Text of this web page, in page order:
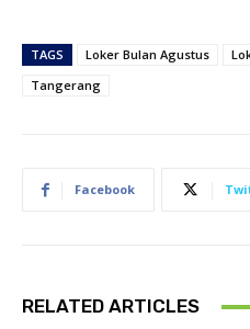
TAGS Loker Bulan Agustus
Tangerang
Facebook
RELATED ARTICLES